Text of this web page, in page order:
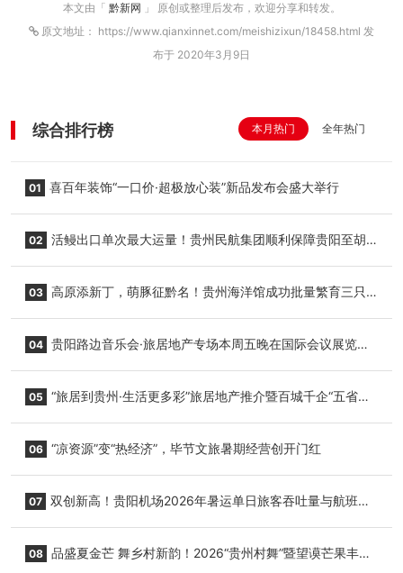
本文由「 黔新网 」 原创或整理后发布，欢迎分享和转发。
原文地址： https://www.qianxinnet.com/meishizixun/18458.html 发
布于 2020年3月9日
综合排行榜 本月热门 全年热门
01 喜百年装饰“一口价·超极放心装”新品发布会盛大举行
02 活鳗出口单次最大运量！贵州民航集团顺利保障贵阳至胡
03 高原添新丁，萌豚征黔名！贵州海洋馆成功批量繁育三只
04 贵阳路边音乐会·旅居地产专场本周五晚在国际会议展览中
05 “旅居到贵州·生活更多彩”旅居地产推介暨百城千企“五省
06 “凉资源”变“热经济”，毕节文旅暑期经营创开门红
07 双创新高！贵阳机场2026年暑运单日旅客吞吐量与航班起
08 品盛夏金芒 舞乡村新韵！2026“贵州村舞”暨望谟芒果丰收